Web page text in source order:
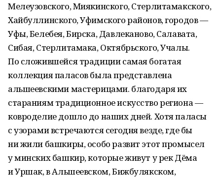
Мелеузовского, Миякинского, Стерлитамакского,
Хайбуллинского, Уфимского районов, городов —
Уфы, Белебея, Бирска, Давлеканово, Салавата,
Сибая, Стерлитамака, Октябрьского, Учалы.
По сложившейся традиции самая богатая
коллекция паласов была представлена
альшеевскими мастерицами. благодаря их
стараниям традиционное искусство региона —
ковроделие дошло до наших дней. Хотя паласы
с узорами встречаются сегодня везде, где бы
ни жили башкиры, особо развит этот промысел
у минских башкир, которые живут у рек Дёма
и Уршак, в Альшеевском, Бижбулякском,